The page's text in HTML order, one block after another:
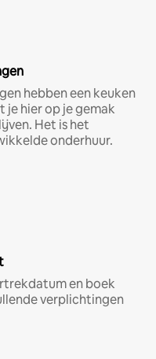
hebben een keuken
je hier op je gemak
Het is het
onderhuur.
en boek
verplichtingen